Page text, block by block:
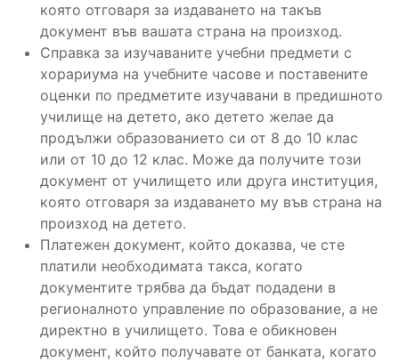
която отговаря за издаването на такъв
документ във вашата страна на произход.
Справка за изучаваните учебни предмети с
хорариума на учебните часове и поставените
оценки по предметите изучавани в предишното
училище на детето, ако детето желае да
продължи образованието си от 8 до 10 клас
или от 10 до 12 клас. Може да получите този
документ от училището или друга институция,
която отговаря за издаването му във страна на
произход на детето.
Платежен документ, който доказва, че сте
платили необходимата такса, когато
документите трябва да бъдат подадени в
регионалното управление по образование, а не
директно в училището. Това е обикновен
документ, който получавате от банката, когато